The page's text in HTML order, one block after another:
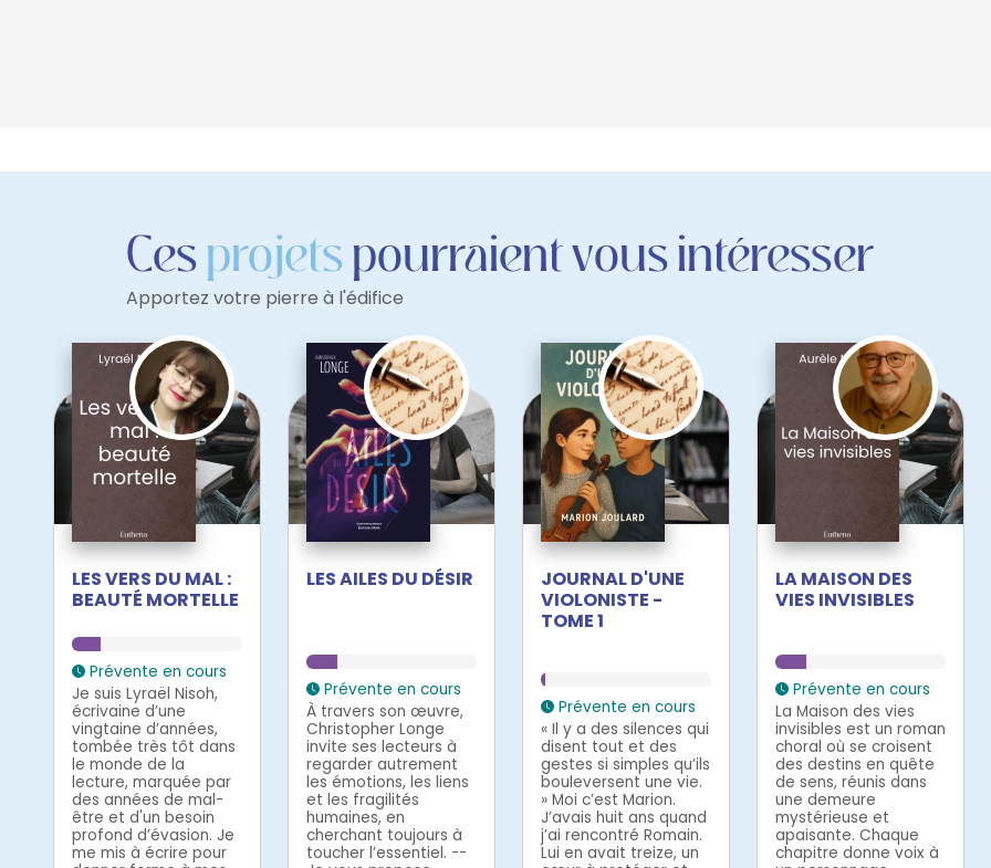
Cesprojetspourraient vous intéresser
Apportez votre pierre à l'édifice
LES VERS DU MAL :
BEAUTÉ MORTELLE
Prévente en cours
Je suis Lyraël Nisoh,
écrivaine d’une
vingtaine d’années,
tombée très tôt dans
le monde de la
lecture, marquée par
des années de mal-
être et d'un besoin
profond d’évasion. Je
me mis à écrire pour
LES AILES DU DÉSIR
Prévente en cours
À travers son œuvre,
Christopher Longe
invite ses lecteurs à
regarder autrement
les émotions, les liens
et les fragilités
humaines, en
cherchant toujours à
toucher l’essentiel. --
JOURNAL D'UNE
VIOLONISTE -
TOME 1
Prévente en cours
« Il y a des silences qui
disent tout et des
gestes si simples qu’ils
bouleversent une vie.
» Moi c’est Marion.
J’avais huit ans quand
j’ai rencontré Romain.
Lui en avait treize, un
LA MAISON DES
VIES INVISIBLES
Prévente en cours
La Maison des vies
invisibles est un roman
choral où se croisent
des destins en quête
de sens, réunis dans
une demeure
mystérieuse et
apaisante. Chaque
chapitre donne voix à